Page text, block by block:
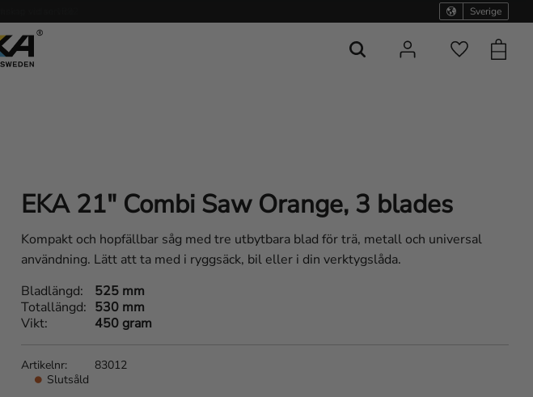
Sverige
Favoriter
EKA 21" Combi Saw Orange, 3 blades
Kompakt och hopfällbar såg med tre utbytbara blad för trä, metall och universal
användning. Lätt att ta med i ryggsäck, bil eller i din verktygslåda.
Slutsåld
Artikelnr 83012
Bladlängd
525 mm
Totallängd
530 mm
Vikt
450 gram